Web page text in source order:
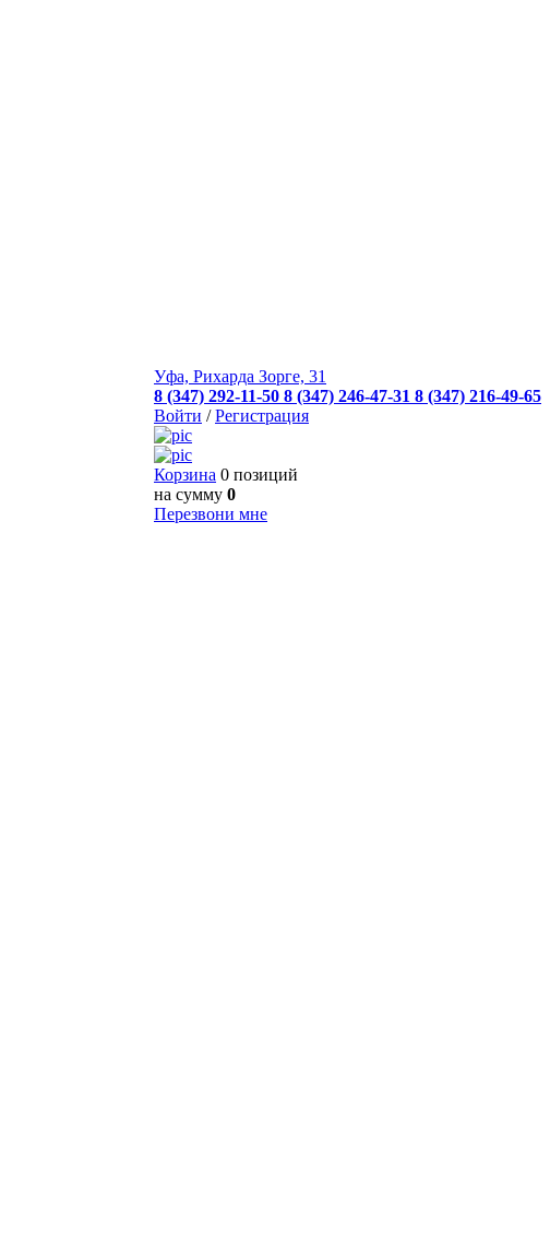
Уфа, Рихарда Зорге, 31
8 (347) 292-11-50 8 (347) 246-47-31 8 (347) 216-49-65
Войти /Регистрация
Корзина 0 позиций
на сумму 0
Перезвони мне